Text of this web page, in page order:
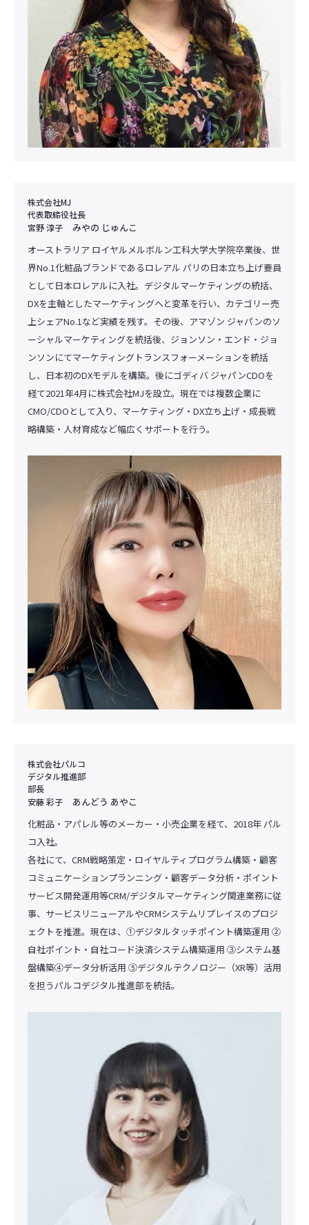
株式会社MJ
代表取締役社長
宮野 淳子
みやの じゅんこ
オーストラリア ロイヤルメルボルン工科大学大学院卒業後、世
界No.1化粧品ブランドであるロレアル パリの日本立ち上げ要員
として日本ロレアルに入社。デジタルマーケティングの統括、
DXを主軸としたマーケティングへと変革を行い、カテゴリー売
上シェアNo.1など実績を残す。その後、アマゾン ジャパンのソ
ーシャルマーケティングを統括後、ジョンソン・エンド・ジョ
ンソンにてマーケティングトランスフォーメーションを統括
し、日本初のDXモデルを構築。後にゴディバ ジャパンCDOを
経て2021年4月に株式会社MJを設立。現在では複数企業に
CMO/CDOとして入り、マーケティング・DX立ち上げ・成長戦
略構築・人材育成など幅広くサポートを行う。
株式会社パルコ
デジタル推進部
部長
安藤 彩子
あんどう あやこ
化粧品・アパレル等のメーカー・小売企業を経て、2018年 パル
コ入社。
各社にて、CRM戦略策定・ロイヤルティプログラム構築・顧客
コミュニケーションプランニング・顧客データ分析・ポイント
サービス開発運用等CRM/デジタルマーケティング関連業務に従
事、サービスリニューアルやCRMシステムリプレイスのプロジ
ェクトを推進。現在は、➀デジタルタッチポイント構築運用 ②
自社ポイント・自社コード決済システム構築運用 ③システム基
盤構築④データ分析活用 ⑤デジタルテクノロジー（XR等）活用
を担うパルコデジタル推進部を統括。